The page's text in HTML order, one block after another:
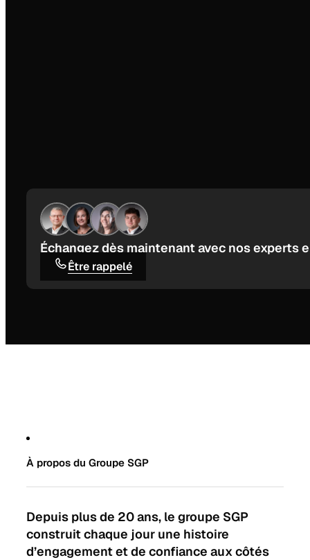
Échangez dès maintenant avec nos experts
Être rappelé
À propos du Groupe SGP
Depuis plus de 20 ans, le groupe SGP
construit chaque jour une histoire
d’engagement et de confiance aux côtés